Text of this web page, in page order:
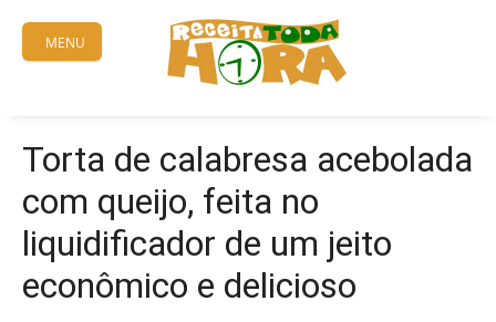
content
MENU
Torta de calabresa acebolada
com queijo, feita no
liquidificador de um jeito
econômico e delicioso